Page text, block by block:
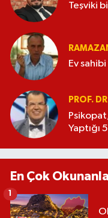
Teşviki
Ev
PROF.
Yaptığı
En Çok
1